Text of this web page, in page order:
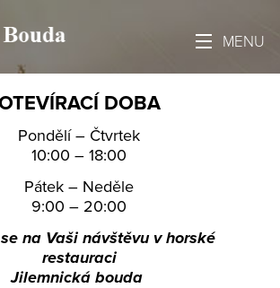
MENU
DOBA
Pondělí – Čtvrtek
10:00 – 18:00
Pátek – Neděle
9:00 – 20:00
na Vaši návštěvu v horské
restauraci
Jilemnická bouda